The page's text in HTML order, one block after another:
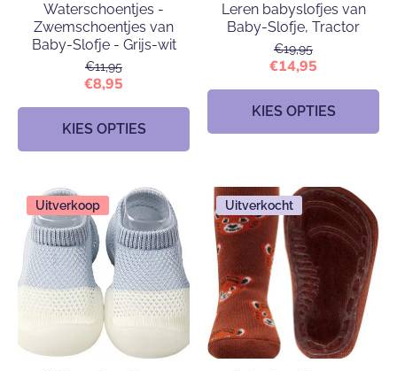
Waterschoentjes -
Zwemschoentjes van
Baby-Slofje - Grijs-wit
€11,95
€8,95
KIES OPTIES
Leren babyslofjes van
Baby-Slofje, Tractor
€19,95
€14,95
KIES OPTIES
Uitverkoop Uitverkocht